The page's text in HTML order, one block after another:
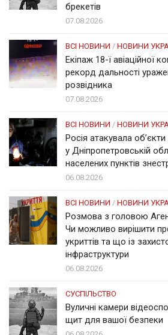
брекетів
07.08.2026
ВСІ НОВИНИ / НОВИНИ
Екіпаж 18-ї авіаційної
рекорд дальності
розвідника
07.08.2026
ВСІ НОВИНИ / НОВИНИ
Росія атакувала
у Дніпропетровській
населених пунктів
06.08.2026
ВСІ НОВИНИ / НОВИНИ
Розмова з головою
Чи можливо вирішити
укриттів та що із
інфраструктури
06.08.2026
СУСПІЛЬСТВО
Вуличні камери
щит для вашої безпеки